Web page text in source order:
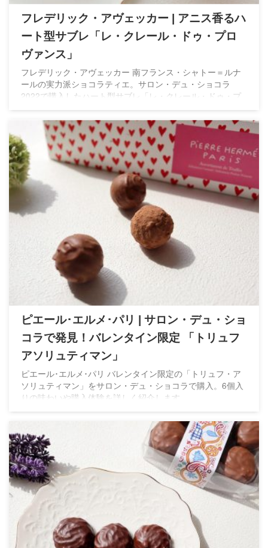
フレデリック・アヴェッカー | アニス香るハ
ート型サブレ「レ・クレール・ドゥ・プロ
ヴァンス」
フレデリック・アヴェッカー 南フランス・シャトー＝ルナ
ールの実力派ショコラティエ。サロン・デュ・ショコラ
2022で購入したハート型サブレ「レ・クレール・ドゥ・プ
品です。
ピエール･エルメ･パリ | サロン・デュ・ショ
コラで発見！バレンタイン限定 「トリュフ
アソリュティマン」
ピエール･エルメ･パリ バレンタイン限定の「トリュフ・ア
ソリュティマン」をサロン・デュ・ショコラで購入。6個入
りの味わいや購入体験を詳しく紹介します。